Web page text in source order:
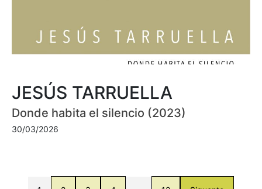
JESÚS TARRUELLA
Donde habita el silencio (2023)
30/03/2026